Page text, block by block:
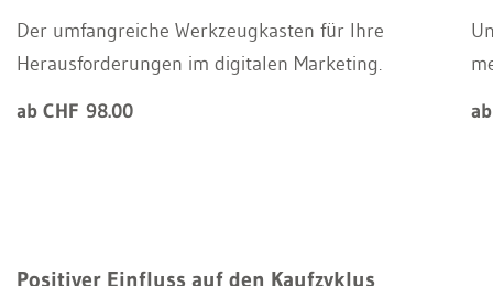
Der umfangreiche Werkzeugkasten für Ihre
Herausforderungen im digitalen Marketing.
ab CHF 98.00
Positiver Einfluss auf den Kaufzyklus